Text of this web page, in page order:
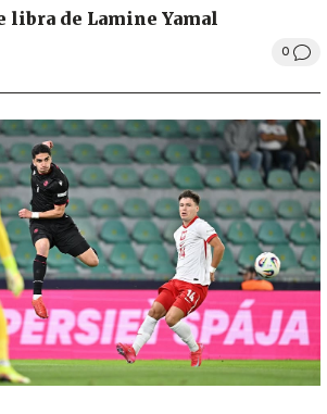
libra de Lamine Yamal
0